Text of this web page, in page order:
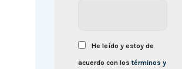
He leído y estoy de
acuerdo con lostérminos y